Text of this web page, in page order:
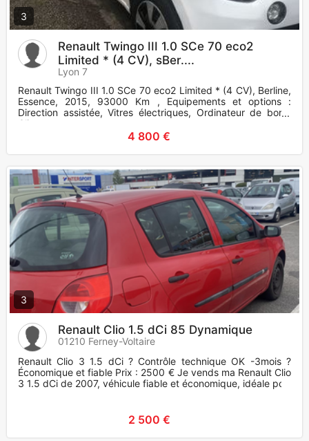
3
Renault Twingo III 1.0 SCe 70 eco2
Limited * (4 CV), sBer....
Lyon 7
Renault Twingo III 1.0 SCe 70 eco2 Limited * (4 CV), Berline,
Essence, 2015, 93000 Km , Equipements et options :
Direction assistée, Vitres électriques, Ordinateur de bord,
Climat
4 800 €
3
Renault Clio 1.5 dCi 85 Dynamique
01210 Ferney-Voltaire
Renault Clio 3 1.5 dCi ? Contrôle technique OK -3mois ?
Économique et fiable Prix : 2500 € Je vends ma Renault Clio
3 1.5 dCi de 2007, véhicule fiable et économique, idéale pou
2 500 €